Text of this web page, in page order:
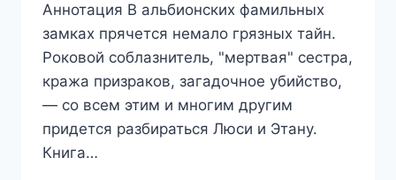
Аннотация В альбионских фамильных
замках прячется немало грязных тайн.
Роковой соблазнитель, "мертвая" сестра,
кража призраков, загадочное убийство,
— со всем этим и многим другим
придется разбираться Люси и Этану.
Книга…